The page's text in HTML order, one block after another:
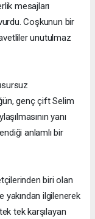
mesajları
Coşkunun bir
unutulmaz
genç çift Selim
yanı
anlamlı bir
biri olan
yakından ilgilenerek
tek karşılayan